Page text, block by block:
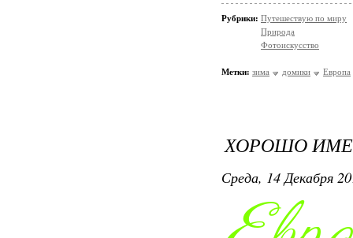
Рубрики: Путешествую по миру
Природа
Фотоискусство
Метки: зима домики Европа
ХОРОШО
Среда, 14 Декабря